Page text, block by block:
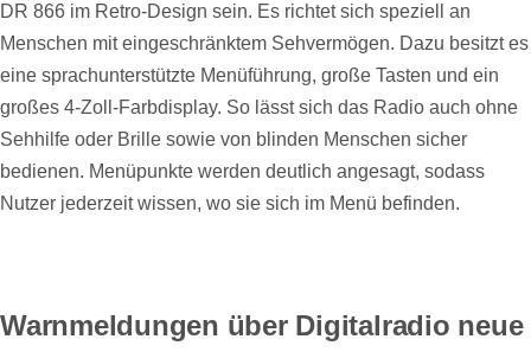
DR 866 im Retro-Design sein. Es richtet sich speziell an
Menschen mit eingeschränktem Sehvermögen. Dazu besitzt es
eine sprachunterstützte Menüführung, große Tasten und ein
großes 4-Zoll-Farbdisplay. So lässt sich das Radio auch ohne
Sehhilfe oder Brille sowie von blinden Menschen sicher
bedienen. Menüpunkte werden deutlich angesagt, sodass
Nutzer jederzeit wissen, wo sie sich im Menü befinden.
Warnmeldungen über Digitalradio neue